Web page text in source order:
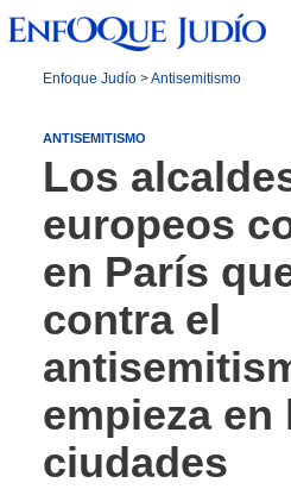
Enfoque Judío>Antisemitismo
ANTISEMITISMO
Los
europeos
en París
contra el
empieza en
ciudades